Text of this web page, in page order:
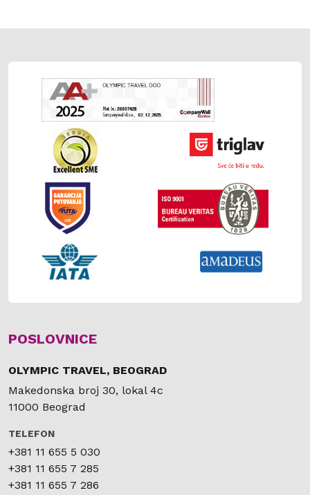
POSLOVNICE
OLYMPIC TRAVEL, BEOGRAD
Makedonska broj 30, lokal 4c
11000 Beograd
TELEFON
+381 11 655 5 030
+381 11 655 7 285
+381 11 655 7 286